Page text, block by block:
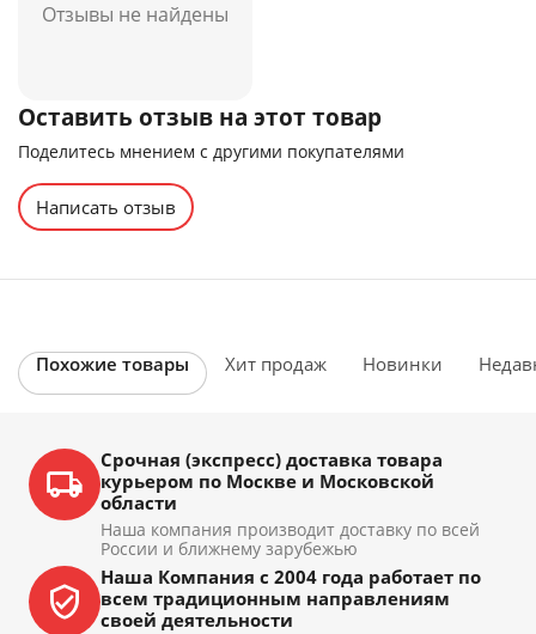
Отзывы не найдены
Оставить отзыв на этот товар
Поделитесь мнением с другими покупателями
Написать отзыв
Похожие товары Хит продаж Новинки
Срочная (экспресс) доставка товара
курьером по Москве и Московской
области
Наша компания производит доставку по всей
России и ближнему зарубежью
Наша Компания с 2004 года работает по
всем традиционным направлениям
своей деятельности